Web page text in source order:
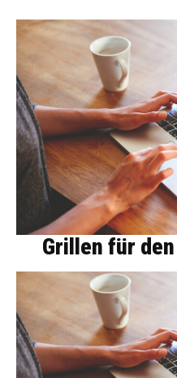
Grillen für